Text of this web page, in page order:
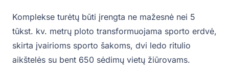
Komplekse turėtų būti įrengta ne mažesnė nei 5
tūkst. kv. metrų ploto transformuojama sporto erdvė,
skirta įvairioms sporto šakoms, dvi ledo ritulio
aikštelės su bent 650 sėdimų vietų žiūrovams.